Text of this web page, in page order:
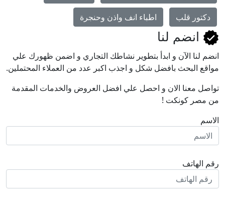
دكتور قلب اطباء انف واذن وحنجرة
انضم لنا
انضم لنا اﻵن و ابدأ بتطوير نشاطك التجاري و اضمن ظهورك علي
مواقع البحث بافضل شكل و اجذب اكبر عدد من العملاء المحتملين.
تواصل معنا الان و احصل علي افضل العروض والخدمات المقدمة
من مصر كونكت !
الاسم
رقم الهاتف